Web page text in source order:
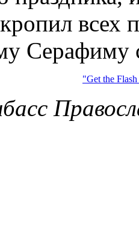
Серафиму
"Get the